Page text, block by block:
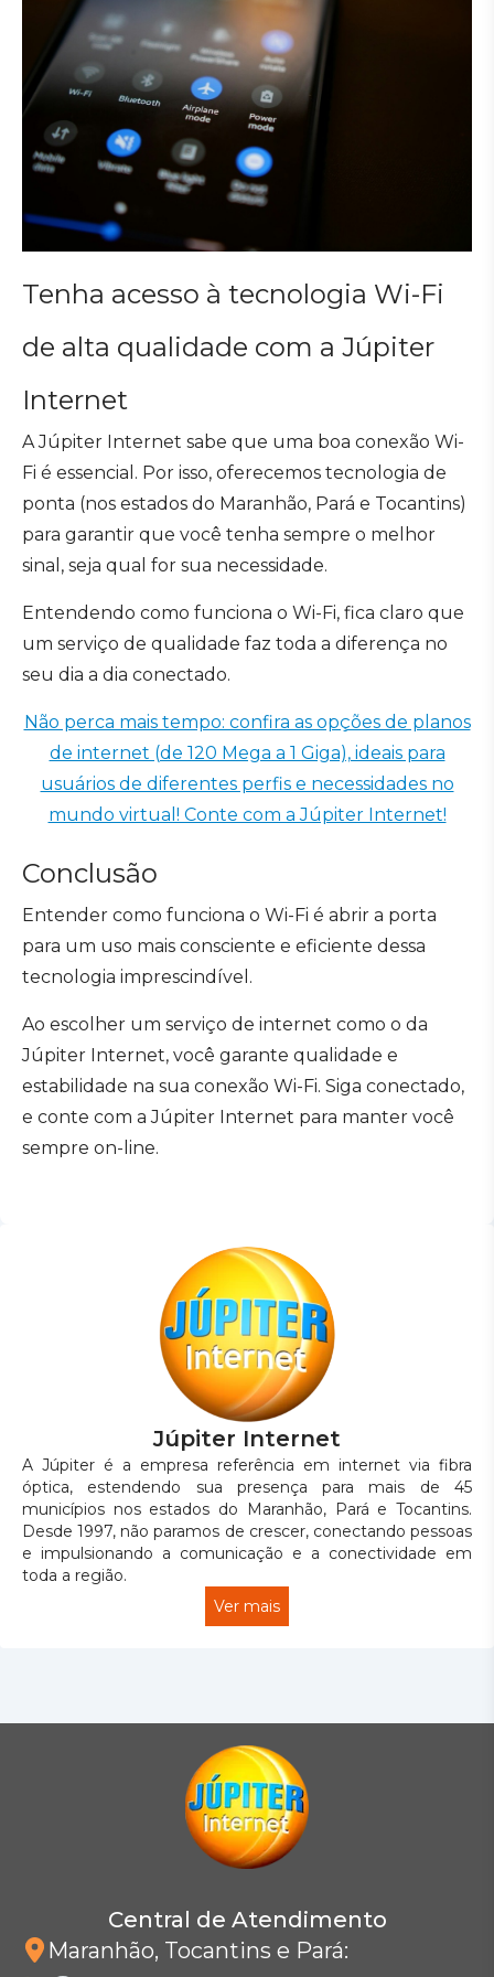
Tenha acesso à tecnologia Wi-Fi
de alta qualidade com a Júpiter
Internet
A Júpiter Internet sabe que uma boa conexão Wi-
Fi é essencial. Por isso, oferecemos tecnologia de
ponta (nos estados do Maranhão, Pará e Tocantins)
para garantir que você tenha sempre o melhor
sinal, seja qual for sua necessidade.
Entendendo como funciona o Wi-Fi, fica claro que
um serviço de qualidade faz toda a diferença no
seu dia a dia conectado.
Não perca mais tempo: confira as opções de planos
de internet (de 120 Mega a 1 Giga), ideais para
usuários de diferentes perfis e necessidades no
mundo virtual! Conte com a Júpiter Internet!
Conclusão
Entender como funciona o Wi-Fi é abrir a porta
para um uso mais consciente e eficiente dessa
tecnologia imprescindível.
Ao escolher um serviço de internet como o da
Júpiter Internet, você garante qualidade e
estabilidade na sua conexão Wi-Fi. Siga conectado,
e conte com a Júpiter Internet para manter você
sempre on-line.
Júpiter Internet
A Júpiter é a empresa referência em internet via fibra
óptica, estendendo sua presença para mais de 45
municípios nos estados do Maranhão, Pará e Tocantins.
Desde 1997, não paramos de crescer, conectando pessoas
e impulsionando a comunicação e a conectividade em
toda a região.
Ver mais
Central de Atendimento
Maranhão, Tocantins e Pará: